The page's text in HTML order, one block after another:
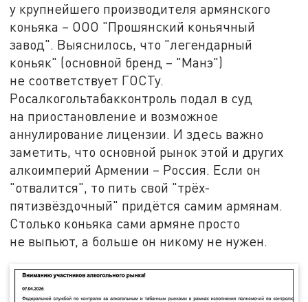
у крупнейшего производителя армянского
коньяка – ООО "Прошянский коньячный
завод". Выяснилось, что "легендарный
коньяк" (основной бренд – "Манэ")
не соответствует ГОСТу.
Росалкогольтабакконтроль подал в суд
на приостановление и возможное
аннулирование лицензии. И здесь важно
заметить, что основной рынок этой и других
алкоимперий Армении – Россия. Если он
"отвалится", то пить свой "трёх-
пятизвёздочный" придётся самим армянам.
Столько коньяка сами армяне просто
не выпьют, а больше он никому не нужен.